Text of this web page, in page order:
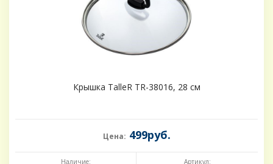
Крышка TalleR TR-38016, 28 см
Цена: 499руб.
Наличие: Артикул: